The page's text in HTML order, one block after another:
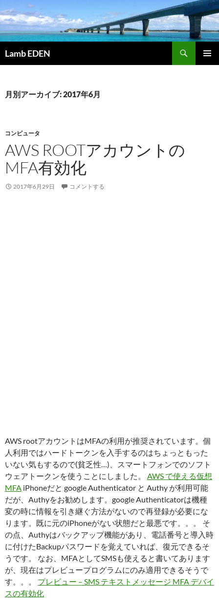
ン
テ
ン
ツ
へ
ッ
Lamb EDEN
索
月別アーカイブ: 2017年6月
コンピュータ
AWS ROOTアカウントの
MFA有効化
2017年6月29日 コメントする
AWS rootアカウントはMFAの利用が推奨されています。個
人利用ではハードトークンを入手するのはちょっともった
いない気もするので(貧乏性…)、スマートフォンでのソフト
ウェアトークンを使うことにしました。 AWS で使える仮想
MFA iPhoneだと google Authenticator と Authy が利用可能
だが、Authyをお勧めします。google Authenticatorは機種
変の時に情報を引き継ぐ方法がないので再登録が必要にな
ります。既に元のiPhoneがない状態だと最悪です。。。 そ
の点、Authyはバックアップ機能があり、電話番号と導入時
に付けたBackupパスワードを覚えていれば、復元できるそ
うです。 なお、MFAとしてSMSも使えると書いてあります
が、現在はプレビュープログラムにのみ適用できるそうで
す。。。 プレビュー – SMS テキストメッセージ MFA デバイ
スの有効化